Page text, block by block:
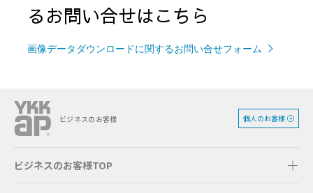
るお問い合せはこちら
画像データダウンロードに関するお問い合せフォーム
ビジネスのお客様 個人のお客様
ビジネスのお客様TOP